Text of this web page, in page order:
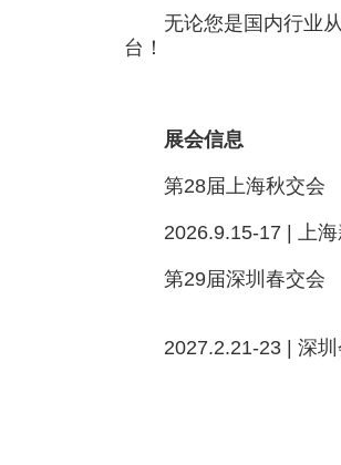
无论您是国内行业从
台！
展会信息
第28届上海秋交会
2026.9.15-17 | 上海
第29届深圳春交会
2027.2.21-23 | 深圳